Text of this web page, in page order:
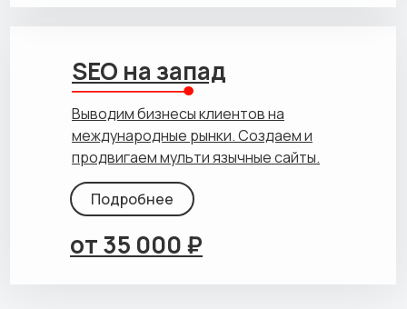
SEO на запад
Выводим бизнесы клиентов на
международные рынки. Создаем и
продвигаем мульти язычные сайты.
от 35 000 ₽
Подробнее